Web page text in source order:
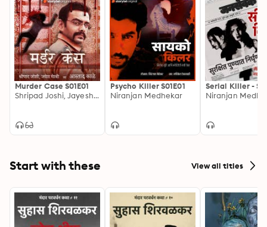
Murder Case S01E01
Shripad Joshi, Jayesh Mestry
Psycho Killer S01E01
Niranjan Medhekar
Serial Killer -
Niranjan
Start with these View all titles